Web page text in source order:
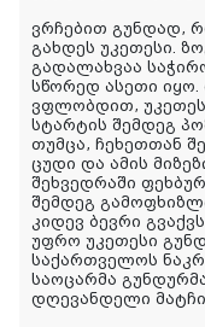
ვრჩებით გუნდად,
გახდეს უკეთესი.
გადალახვაა
სწორედ ასეთი იყო.
ვფლობდით,
სტარტის შემდეგ
თუმცა, ჩეხეთთან
ცუდი და ამის
შეხვედრაში
შემდეგ
კიდევ ბევრი
უფრო უკეთესი
საქართველოს
საოცარმა
დღევანდელი